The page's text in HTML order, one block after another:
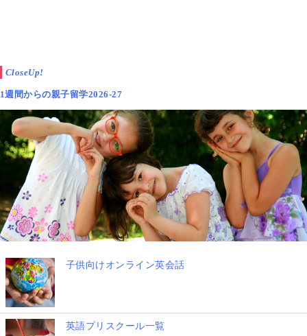
CloseUp!
1週間からの親子留学2026-27
子供向けオンライン英会話
英語プリスクール一覧